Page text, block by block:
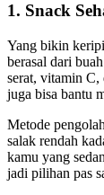
1. Snack
Yang bikin
berasal dari
serat, vitamin C,
juga bisa bantu
Metode
salak rendah
kamu yang
jadi pilihan pas